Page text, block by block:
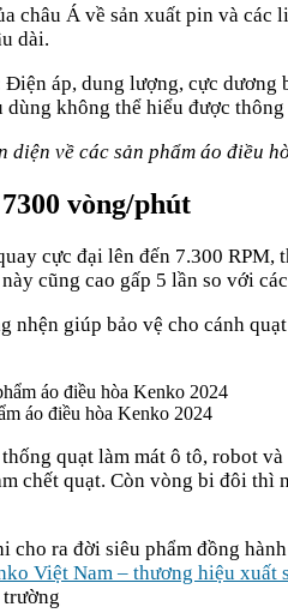
Á về sản xuất pin và
dài.
áp, dung lượng, cực
không thể hiểu được thông
về các sản phẩm áo điều
vòng/phút
cực đại lên đến 7.300
cũng cao gấp 5 lần so với
giúp bảo vệ cho cánh
áo điều hòa Kenko 2024
quạt làm mát ô tô, robot
quạt. Còn vòng bi đôi
ra đời siêu phẩm đồng
Việt Nam – thương hiệu xuất